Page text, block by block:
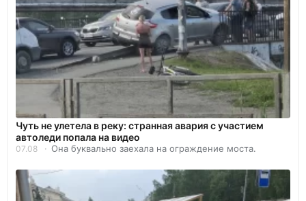
Чуть не улетела в реку: странная авария с участием
автоледи попала на видео
07.08 Она буквально заехала на ограждение моста.